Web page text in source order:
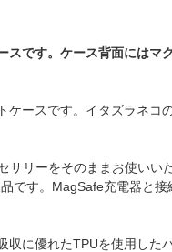
スです。ケース背面には
ースです。イタズラネコ
リーをそのままお使いい
です。MagSafe充電器と
に優れたTPUを使用し